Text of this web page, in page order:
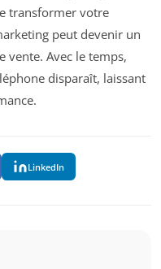
transformer votre
peut devenir un
vente. Avec le temps,
disparaît, laissant
LinkedIn